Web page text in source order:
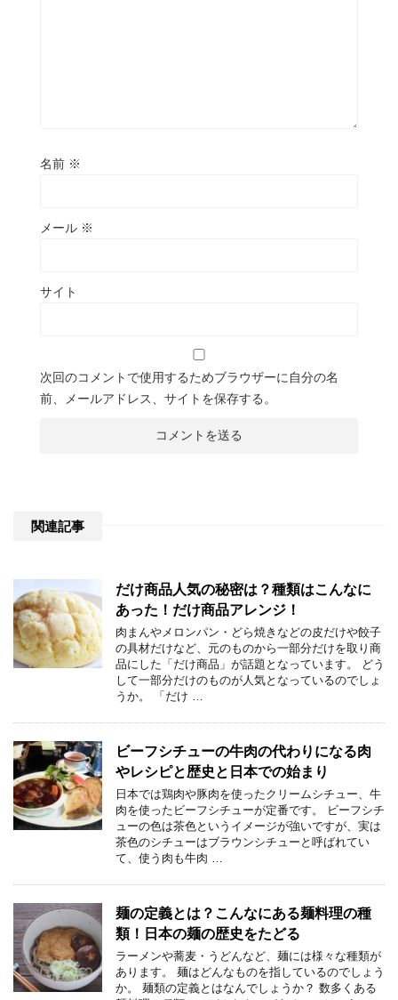
名前 ※
メール ※
サイト
次回のコメントで使用するためブラウザーに自分の名
前、メールアドレス、サイトを保存する。
関連記事
だけ商品人気の秘密は？種類はこんなに
あった！だけ商品アレンジ！
肉まんやメロンパン・どら焼きなどの皮だけや餃子
の具材だけなど、元のものから一部分だけを取り商
品にした「だけ商品」が話題となっています。 どう
して一部分だけのものが人気となっているのでしょ
うか。 「だけ …
ビーフシチューの牛肉の代わりになる肉
やレシピと歴史と日本での始まり
日本では鶏肉や豚肉を使ったクリームシチュー、牛
肉を使ったビーフシチューが定番です。 ビーフシチ
ューの色は茶色というイメージが強いですが、実は
茶色のシチューはブラウンシチューと呼ばれてい
て、使う肉も牛肉 …
麺の定義とは？こんなにある麺料理の種
類！日本の麺の歴史をたどる
ラーメンや蕎麦・うどんなど、麺には様々な種類が
あります。 麺はどんなものを指しているのでしょう
か。 麺類の定義とはなんでしょうか？ 数多くある